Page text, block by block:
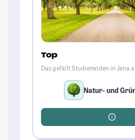
Top
Das gefällt Studierenden in Jena
Natur- und